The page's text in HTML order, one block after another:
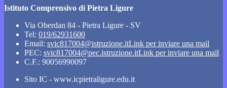
Istituto Comprensivo di Pietra Ligure
Via Oberdan 84 - Pietra Ligure - SV
Tel: 019/62931600
Email: svic817004@istruzione.itLink per inviare una mail
PEC: svic817004@pec.istruzione.itLink per inviare una mail
C.F.: 90056990097
Sito IC - www.icpietraligure.edu.it